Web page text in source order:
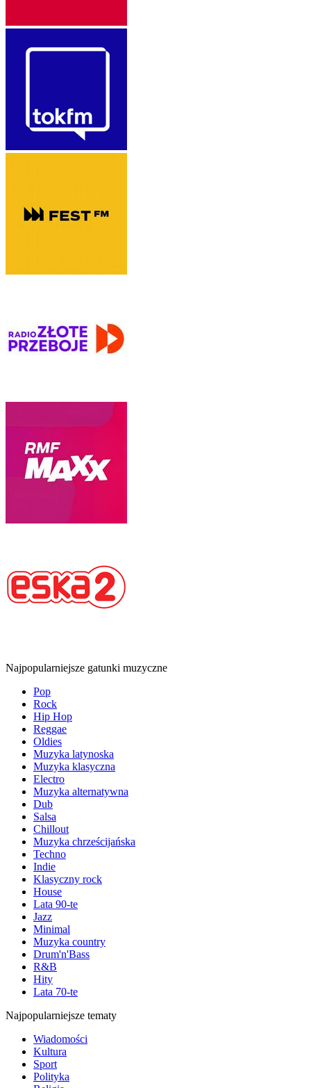
Najpopularniejsze gatunki muzyczne
Pop
Rock
Hip Hop
Reggae
Oldies
Muzyka latynoska
Muzyka klasyczna
Electro
Muzyka alternatywna
Dub
Salsa
Chillout
Muzyka chrześcijańska
Techno
Indie
Klasyczny rock
House
Lata 90-te
Jazz
Minimal
Muzyka country
Drum'n'Bass
R&B
Hity
Lata 70-te
Najpopularniejsze tematy
Wiadomości
Kultura
Sport
Polityka